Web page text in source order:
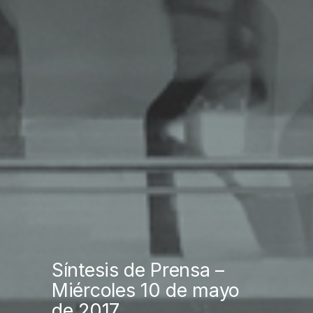
Síntesis de Prensa –
Miércoles 10 de mayo